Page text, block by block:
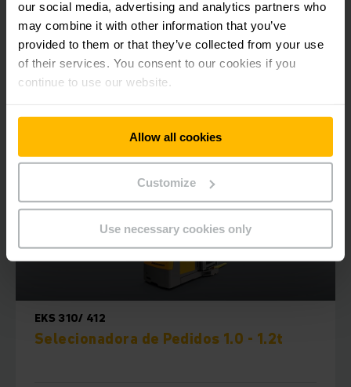
our social media, advertising and analytics partners who
may combine it with other information that you’ve
provided to them or that they’ve collected from your use
of their services. You consent to our cookies if you
continue to use our website.
Allow all cookies
Customize
Use necessary cookies only
EKS 310/ 412
Selecionadora de Pedidos 1.0 - 1.2t